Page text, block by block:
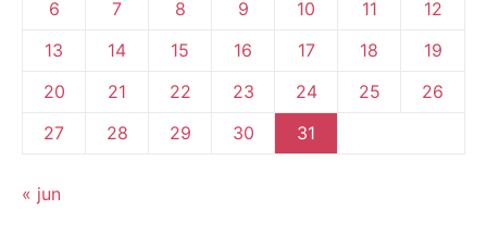
6
7 8 9 10 11
12
13
14 15 16 17 18
19
20
21 22 23 24 25
26
27
28 29 30 31
« jun